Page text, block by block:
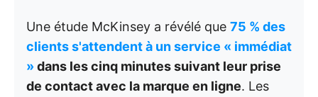
Une étude McKinsey a révélé que 75 % des
clients s'attendent à un service « immédiat
»dans les cinq minutes suivant leur prise
de contact avec la marque en ligne. Les